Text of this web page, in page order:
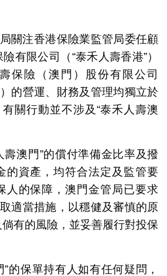
關注香港保險業監管局委任顧
有限公司（“泰禾人壽香港”）
保險（澳門）股份有限公司
）的營運、財務及管理均獨立於
有關行動並不涉及“泰禾人壽澳
壽澳門”的償付準備金比率及撥
的資產，均符合法定及監管要
人的保障，澳門金管局已要求
適當措施，以穩健及審慎的原
有的風險，並妥善履行對投保
”的保單持有人如有任何疑問，